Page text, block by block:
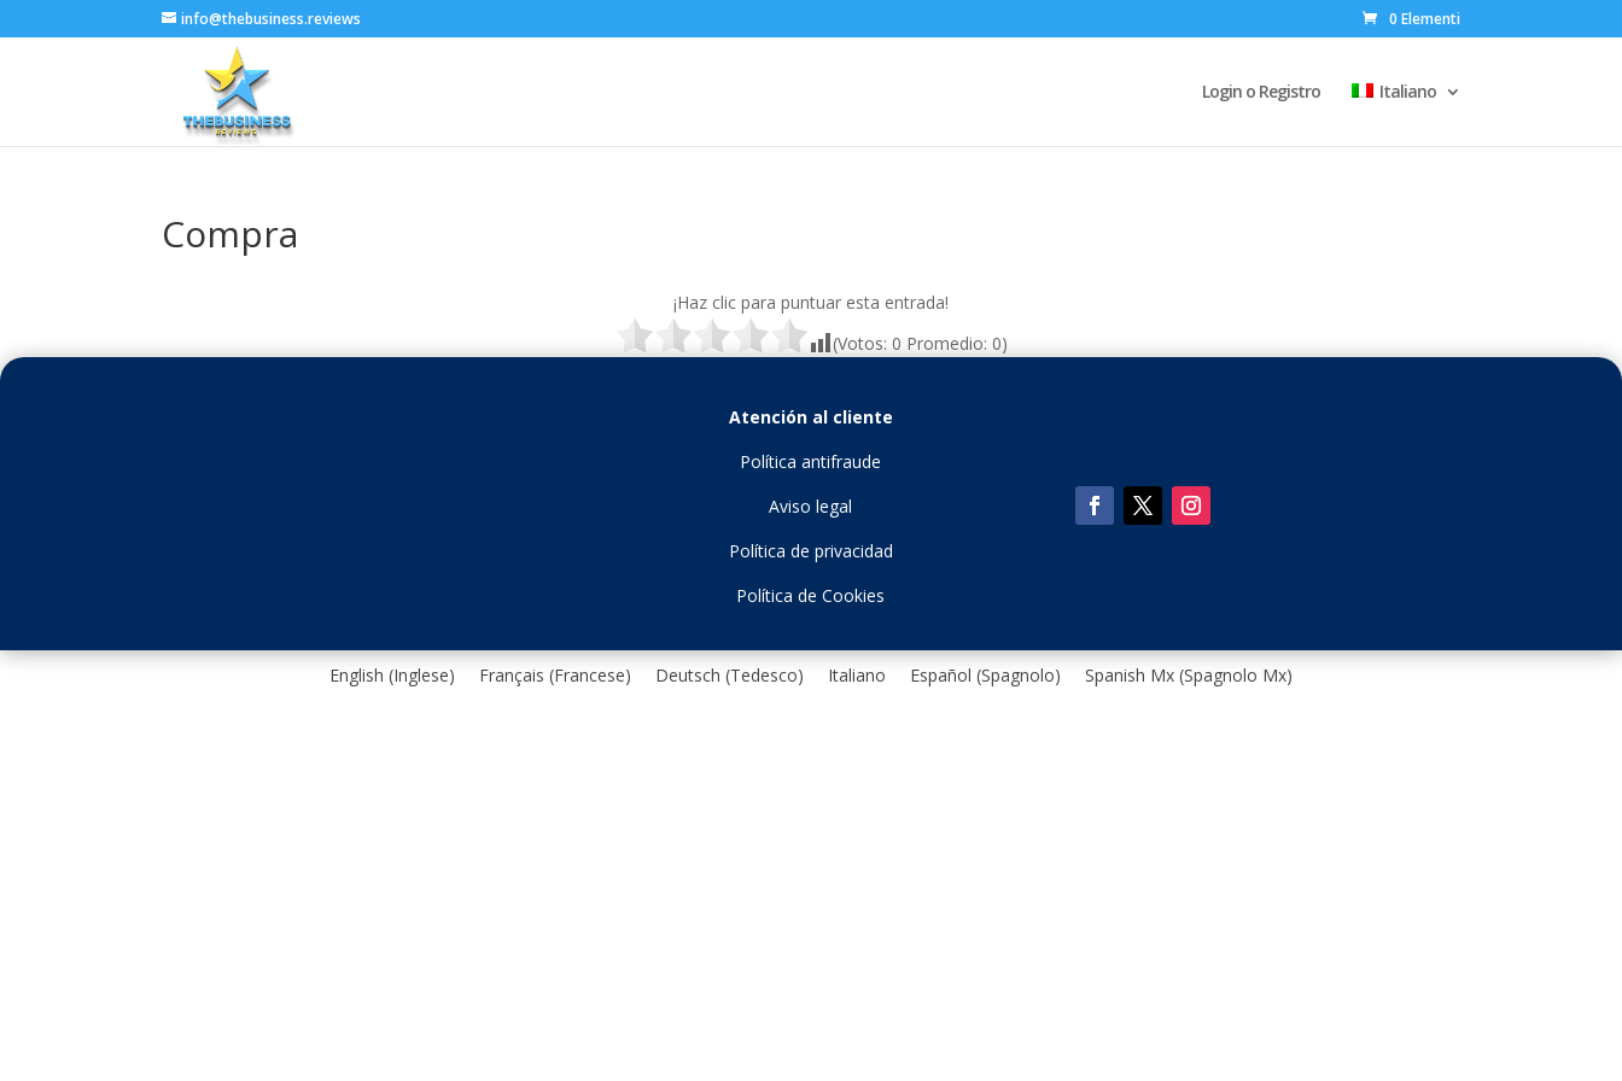
info@thebusiness.reviews 0 Elementi
Login o Registro Italiano
Compra
¡Haz clic para puntuar esta entrada!
(Votos: 0 Promedio: 0)
Atención al cliente
Política antifraude
Aviso legal
Política de privacidad
Política de Cookies
English (Inglese) Français (Francese) Deutsch (Tedesco) Italiano Español (Spagnolo) Spanish Mx (Spagnolo Mx)